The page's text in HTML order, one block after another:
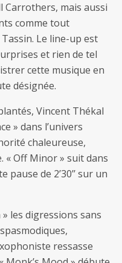
Carrothers, mais aussi
comme tout
Le line-up est
et rien de tel
cette musique en
désignée.
Vincent Thékal
» dans l’univers
chaleureuse,
Off Minor » suit dans
de 2’30’’ sur un
les digressions sans
ressasse